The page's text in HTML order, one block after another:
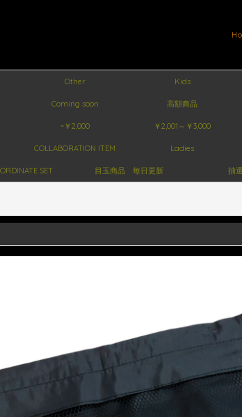
Other Kids
Coming soon 高額商品
~￥2,000 ￥2,001～￥3,000
COLLABORATION ITEM Ladies
SET 目玉商品 毎日更新 抽選